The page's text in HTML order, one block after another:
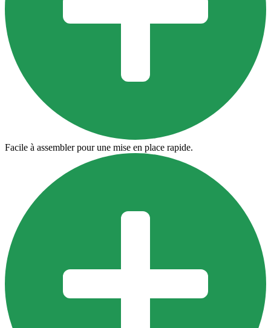
Facile à assembler pour une mise en place rapide.